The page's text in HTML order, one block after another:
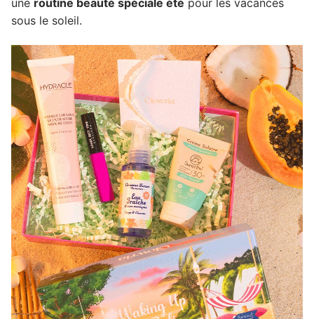
sous le soleil.